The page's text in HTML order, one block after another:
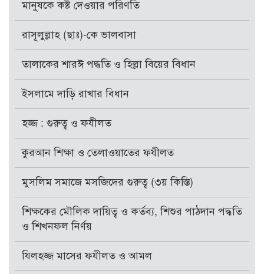
মানুষকে কষ্ট দেওয়ার পরিণতি
রাসূলুল্লাহ (ছাঃ)-কে ভালবাসা
তালাকের শারঈ পদ্ধতি ও হিল্লা বিয়ের বিধান
ইসলামে দাড়ি রাখার বিধান
হজ্জ : গুরুত্ব ও ফযীলত
কুরআন শিক্ষা ও তেলাওয়াতের ফযীলত
মুসলিম সমাজে মসজিদের গুরুত্ব (৩য় কিস্তি)
শিক্ষকের মৌলিক দায়িত্ব ও কর্তব্য, শিশুর পাঠদান পদ্ধতি
ও শিখনফল নির্ণয়
যিলহজ্জ মাসের ফযীলত ও আমল